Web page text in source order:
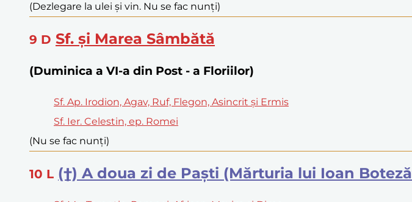
(Dezlegare la ulei și vin. Nu se fac nunți)
9 D Sf. și Marea Sâmbătă
(Duminica a VI-a din Post - a Floriilor)
Sf. Ap. Irodion, Agav, Ruf, Flegon, Asincrit și Ermis
Sf. Ier. Celestin, ep. Romei
(Nu se fac nunți)
10 L (†) A doua zi de Paști (Mărturia lui Ioan